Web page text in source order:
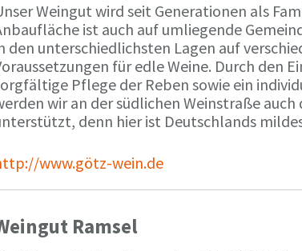
Weingut wird seit Generationen als
ist auch auf umliegende
den unterschiedlichsten Lagen auf
für edle Weine. Durch den
Pflege der Reben sowie ein
wir an der südlichen Weinstraße
denn hier ist Deutschlands
www.götz-wein.de
Ramsel